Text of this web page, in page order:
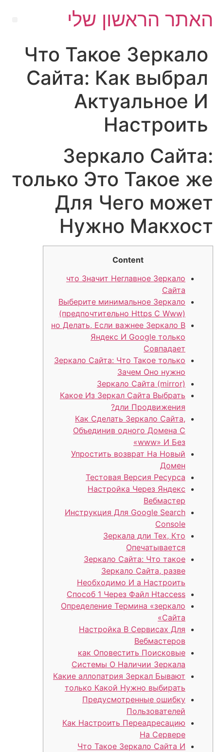
האתר הראשון שלי
Что Такое Зеркало
Сайта: Как выбрал
Актуальное И
Настроить
Зеркало Сайта:
только Это Такое же
Для Чего может
Нужно Макхост
Content
что Значит Неглавное Зеркало
Сайта
Выберите минимальное Зеркало
(предпочтительно Https С Www)
но Делать, Если важнее Зеркало В
Яндекс И Google только
Совпадает
Зеркало Сайта: Что Такое только
Зачем Оно нужно
Зеркало Сайта (mirror)
Какое Из Зеркал Сайта Выбрать
дли Продвижения?
Как Сделать Зеркало Сайта,
Объединив одного Домена С
«www» И Без
Упростить возврат На Новый
Домен
Тестовая Версия Ресурса
Настройка Через Яндекс
Вебмастер
Инструкция Для Google Search
Console
Зеркала дли Тех, Кто
Опечатывается
Зеркало Сайта: Что такое
Зеркало Сайта, разве
Необходимо И а Настроить
Способ 1 Через Файл Htaccess
Определение Термина «зеркало
Сайта»
Настройка В Сервисах Для
Вебмастеров
как Оповестить Поисковые
Системы О Наличии Зеркала
Какие аллопатрия Зеркал Бывают
только Какой Нужно выбирать
Предусмотренные ошибку
Пользователей
Как Настроить Переадресацию
На Сервере
Что Такое Зеркало Сайта И